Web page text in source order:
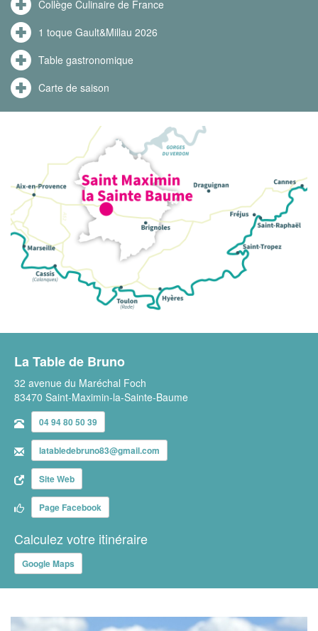
Collège Culinaire de France
1 toque Gault&Millau 2026
Table gastronomique
Carte de saison
La Table de Bruno
32 avenue du Maréchal Foch
83470 Saint-Maximin-la-Sainte-Baume
04 94 80 50 39
latabledebruno83@gmail.com
Site Web
Page Facebook
Calculez votre itinéraire
Google Maps